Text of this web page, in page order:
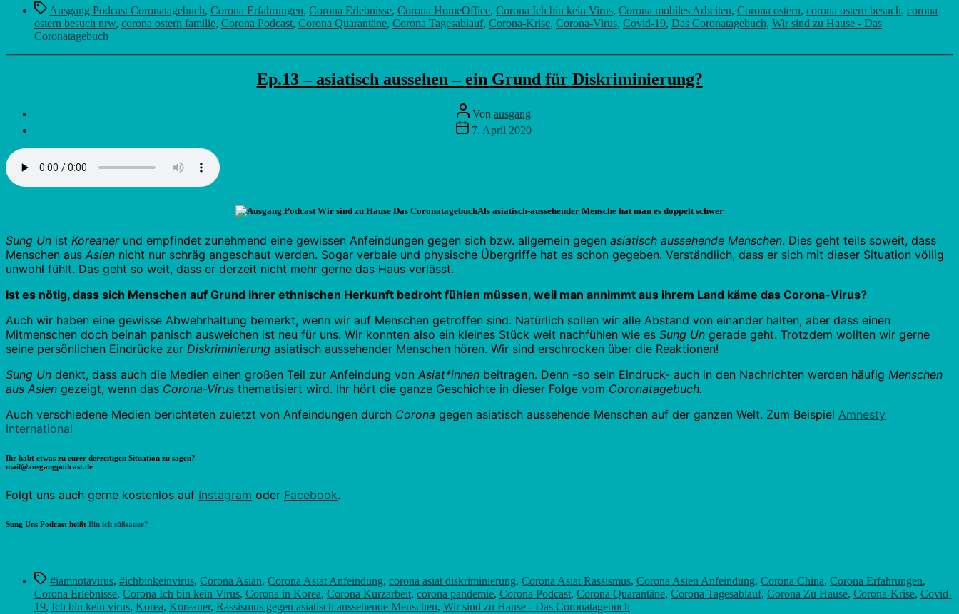
Schlagwörter
Ausgang Podcast Coronatagebuch, Corona Erfahrungen, Corona Erlebnisse, Corona HomeOffice, Corona Ich bin kein Virus, Corona mobiles Arbeiten, Corona ostern, corona ostern besuch, corona
ostern besuch nrw, corona ostern familie, Corona Podcast, Corona Quarantäne, Corona Tagesablauf, Corona-Krise, Corona-Virus, Covid-19, Das Coronatagebuch, Wir sind zu Hause - Das
Coronatagebuch
Ep.13 – asiatisch aussehen – ein Grund für Diskriminierung?
Beitragsautor
Von ausgang
Veröffentlichungsdatum
7. April 2020
Als asiatisch-aussehender Mensche hat man es doppelt schwer
Sung Un ist Koreanerund empfindet zunehmend eine gewissen Anfeindungen gegen sich bzw. allgemein gegen asiatisch aussehende Menschen. Dies geht teils soweit, dass
Menschen aus Asien nicht nur schräg angeschaut werden. Sogar verbale und physische Übergriffe hat es schon gegeben. Verständlich, dass er sich mit dieser Situation völlig
unwohl fühlt. Das geht so weit, dass er derzeit nicht mehr gerne das Haus verlässt.
Ist es nötig, dass sich Menschen auf Grund ihrer ethnischen Herkunft bedroht fühlen müssen, weil man annimmt aus ihrem Land käme das Corona-Virus?
Auch wir haben eine gewisse Abwehrhaltung bemerkt, wenn wir auf Menschen getroffen sind. Natürlich sollen wir alle Abstand von einander halten, aber dass einen
Mitmenschen doch beinah panisch ausweichen ist neu für uns. Wir konnten also ein kleines Stück weit nachfühlen wie es Sung Un gerade geht. Trotzdem wollten wir gerne
seine persönlichen Eindrücke zur Diskriminierung asiatisch aussehender Menschen hören. Wir sind erschrocken über die Reaktionen!
Sung Un denkt, dass auch die Medien einen großen Teil zur Anfeindung von Asiat*innen beitragen. Denn -so sein Eindruck- auch in den Nachrichten werden häufig Menschen
aus Asien gezeigt, wenn das Corona-Virus thematisiert wird. Ihr hört die ganze Geschichte in dieser Folge vom Coronatagebuch.
Auch verschiedene Medien berichteten zuletzt von Anfeindungen durch Corona gegen asiatisch aussehende Menschen auf der ganzen Welt. Zum Beispiel Amnesty
International
Ihr habt etwas zu eurer derzeitigen Situation zu sagen?
mail@ausgangpodcast.de
Folgt uns auch gerne kostenlos auf Instagram oder Facebook.
Sung Uns Podcast heißt Bin ich süßsauer?
Schlagwörter
#iamnotavirus, #ichbinkeinvirus, Corona Asian, Corona Asiat Anfeindung, corona asiat diskriminierung, Corona Asiat Rassismus, Corona Asien Anfeindung, Corona China, Corona Erfahrungen,
Corona Erlebnisse, Corona Ich bin kein Virus, Corona in Korea, Corona Kurzarbeit, corona pandemie, Corona Podcast, Corona Quarantäne, Corona Tagesablauf, Corona Zu Hause, Corona-Krise, Covid-
19, Ich bin kein virus, Korea, Koreaner, Rassismus gegen asiatisch aussehende Menschen, Wir sind zu Hause - Das Coronatagebuch